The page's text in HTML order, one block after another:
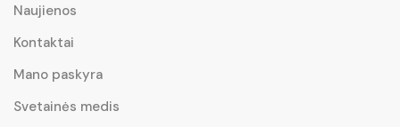
Naujienos
Kontaktai
Mano paskyra
Svetainės medis